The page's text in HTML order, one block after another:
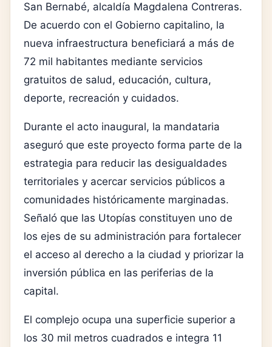
San Bernabé, alcaldía Magdalena Contreras.
De acuerdo con el Gobierno capitalino, la
nueva infraestructura beneficiará a más de
72 mil habitantes mediante servicios
gratuitos de salud, educación, cultura,
deporte, recreación y cuidados.
Durante el acto inaugural, la mandataria
aseguró que este proyecto forma parte de la
estrategia para reducir las desigualdades
territoriales y acercar servicios públicos a
comunidades históricamente marginadas.
Señaló que las Utopías constituyen uno de
los ejes de su administración para fortalecer
el acceso al derecho a la ciudad y priorizar la
inversión pública en las periferias de la
capital.
El complejo ocupa una superficie superior a
los 30 mil metros cuadrados e integra 11